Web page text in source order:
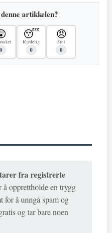
artikkelen?
0
😴
Kjedelig
0
😠
Sint
0
fra registrerte
opprettholde en trygg
for å unngå spam og
og tar bare noen